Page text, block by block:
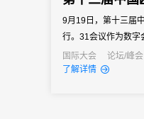
9月19日，第十三届
行。31会议作为数字
报名系统、电子签到
国际大会 论坛/峰会
了解详情